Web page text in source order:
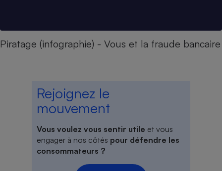
Piratage (infographie) - Vous et la fraude bancaire
Rejoignez le
mouvement
Vous voulez vous sentir utile et vous
engager à nos côtés pour défendre les
consommateurs ?